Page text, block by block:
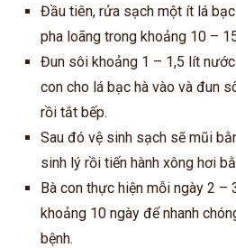
Đầu tiên, rửa sạch một ít lá
pha loãng trong khoảng 10 –
Đun sôi khoảng 1 – 1,5 lít
con cho lá bạc hà vào và đun
rồi tắt bếp.
Sau đó vệ sinh sạch sẽ mũi
sinh lý rồi tiến hành xông hơi
Bà con thực hiện mỗi ngày 2 –
khoảng 10 ngày để nhanh
bệnh.